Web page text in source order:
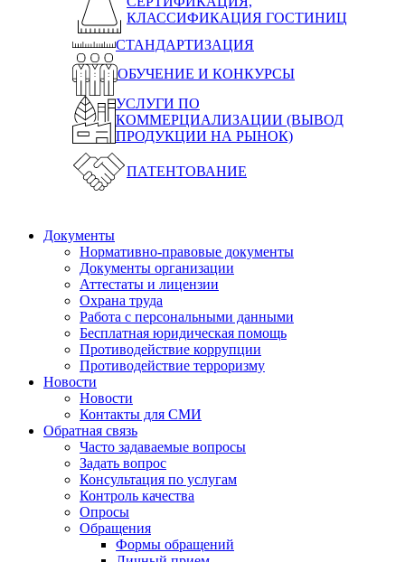
КЛАССИФИКАЦИЯ ГОСТИНИЦ
СТАНДАРТИЗАЦИЯ
ОБУЧЕНИЕ И КОНКУРСЫ
УСЛУГИ ПО
КОММЕРЦИАЛИЗАЦИИ (ВЫВОД
ПРОДУКЦИИ НА РЫНОК)
ПАТЕНТОВАНИЕ
Документы
Нормативно-правовые документы
Документы организации
Аттестаты и лицензии
Охрана труда
Работа с персональными данными
Бесплатная юридическая помощь
Противодействие коррупции
Противодействие терроризму
Новости
Новости
Контакты для СМИ
Обратная связь
Часто задаваемые вопросы
Задать вопрос
Консультация по услугам
Контроль качества
Опросы
Обращения
Формы обращений